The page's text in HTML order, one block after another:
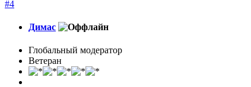
#4
Димас
Глобальный модератор
Ветеран